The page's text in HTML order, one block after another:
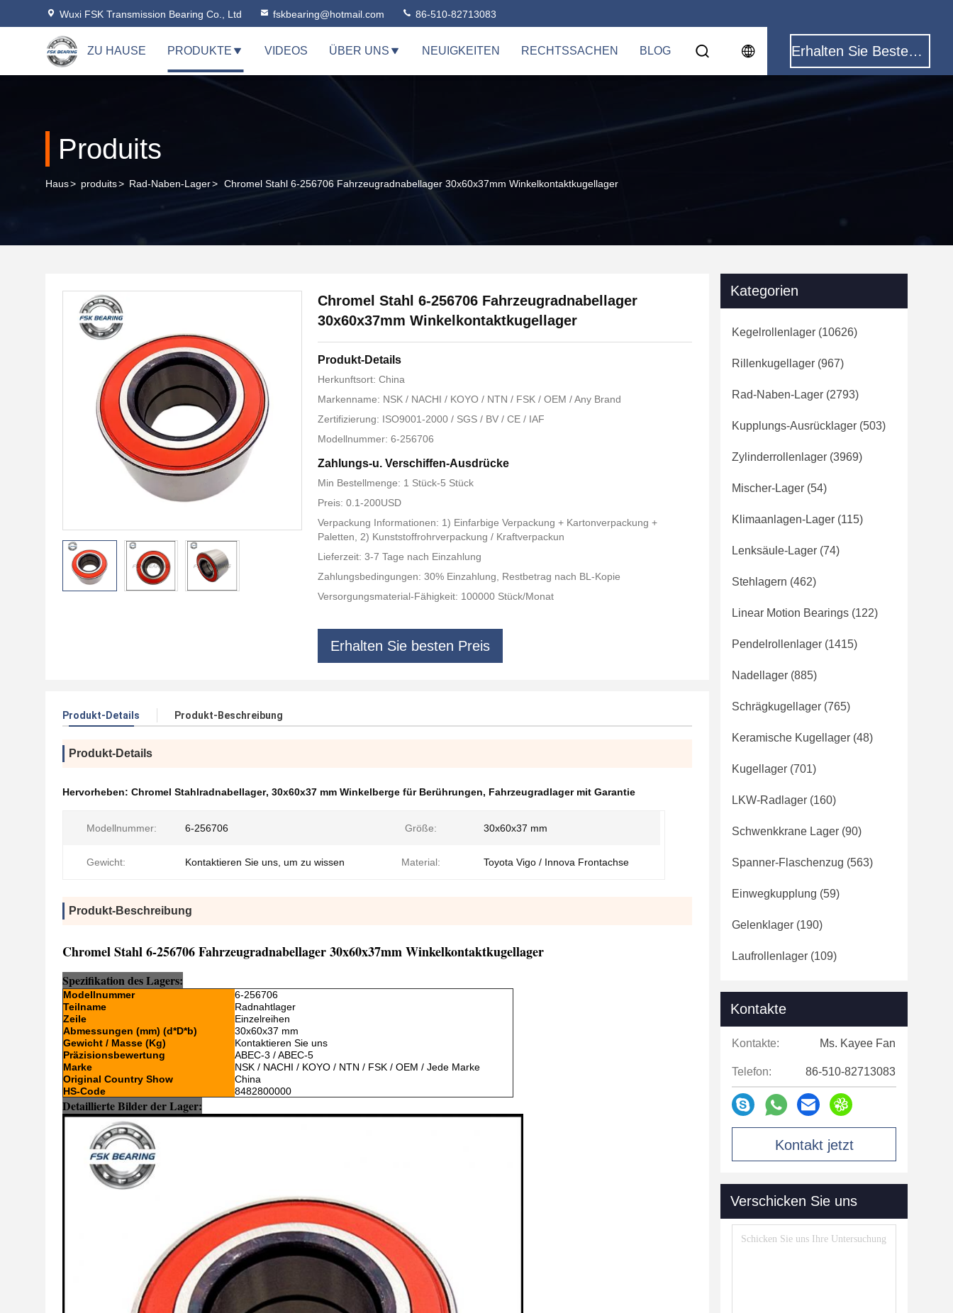
Wuxi FSK Transmission Bearing Co., Ltd fskbearing@hotmail.com 86-510-82713083
ZU HAUSE PRODUKTE VIDEOS ÜBER UNS NEUIGKEITEN RECHTSSACHEN BLOG Erhalten Sie Besten Preis
Produits
Haus> produits> Rad-Naben-Lager> Chromel Stahl 6-256706 Fahrzeugradnabellager 30x60x37mm Winkelkontaktkugellager
Chromel Stahl 6-256706 Fahrzeugradnabellager
30x60x37mm Winkelkontaktkugellager
Produkt-Details
Herkunftsort: China
Markenname: NSK / NACHI / KOYO / NTN / FSK / OEM / Any Brand
Zertifizierung: ISO9001-2000 / SGS / BV / CE / IAF
Modellnummer: 6-256706
Zahlungs-u. Verschiffen-Ausdrücke
Min Bestellmenge: 1 Stück-5 Stück
Preis: 0.1-200USD
Verpackung Informationen: 1) Einfarbige Verpackung + Kartonverpackung +
Paletten, 2) Kunststoffrohrverpackung / Kraftverpackun
Lieferzeit: 3-7 Tage nach Einzahlung
Zahlungsbedingungen: 30% Einzahlung, Restbetrag nach BL-Kopie
Versorgungsmaterial-Fähigkeit: 100000 Stück/Monat
Erhalten Sie besten Preis
Produkt-Details Produkt-Beschreibung
Produkt-Details
Hervorheben: Chromel Stahlradnabellager, 30x60x37 mm Winkelberge für Berührungen, Fahrzeugradlager mit Garantie
Modellnummer: 6-256706 Größe: 30x60x37 mm
Gewicht: Kontaktieren Sie uns, um zu wissen Material: Toyota Vigo / Innova Frontachse
Produkt-Beschreibung
Chromel Stahl 6-256706 Fahrzeugradnabellager 30x60x37mm Winkelkontaktkugellager
Spezifikation des Lagers:
Modellnummer
6-256706
Teilname
Radnahtlager
Zeile
Einzelreihen
Abmessungen (mm) (d*D*b)
30x60x37 mm
Gewicht / Masse (Kg)
Kontaktieren Sie uns
Präzisionsbewertung
ABEC-3 / ABEC-5
Marke
NSK / NACHI / KOYO / NTN / FSK / OEM / Jede Marke
Original Country Show
China
HS-Code
8482800000
Detaillierte Bilder der Lager:
Kategorien
Kegelrollenlager (10626)
Rillenkugellager (967)
Rad-Naben-Lager (2793)
Kupplungs-Ausrücklager (503)
Zylinderrollenlager (3969)
Mischer-Lager (54)
Klimaanlagen-Lager (115)
Lenksäule-Lager (74)
Stehlagern (462)
Linear Motion Bearings (122)
Pendelrollenlager (1415)
Nadellager (885)
Schrägkugellager (765)
Keramische Kugellager (48)
Kugellager (701)
LKW-Radlager (160)
Schwenkkrane Lager (90)
Spanner-Flaschenzug (563)
Einwegkupplung (59)
Gelenklager (190)
Laufrollenlager (109)
Kontakte
Kontakte: Ms. Kayee Fan
Telefon: 86-510-82713083
Kontakt jetzt
Verschicken Sie uns